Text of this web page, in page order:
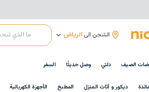
الشحن الىالرياض
الصيف دلتي وصل حديثًا السفر
ديكور و أثاث المنزل المطبخ الأجهزة الكهربائية